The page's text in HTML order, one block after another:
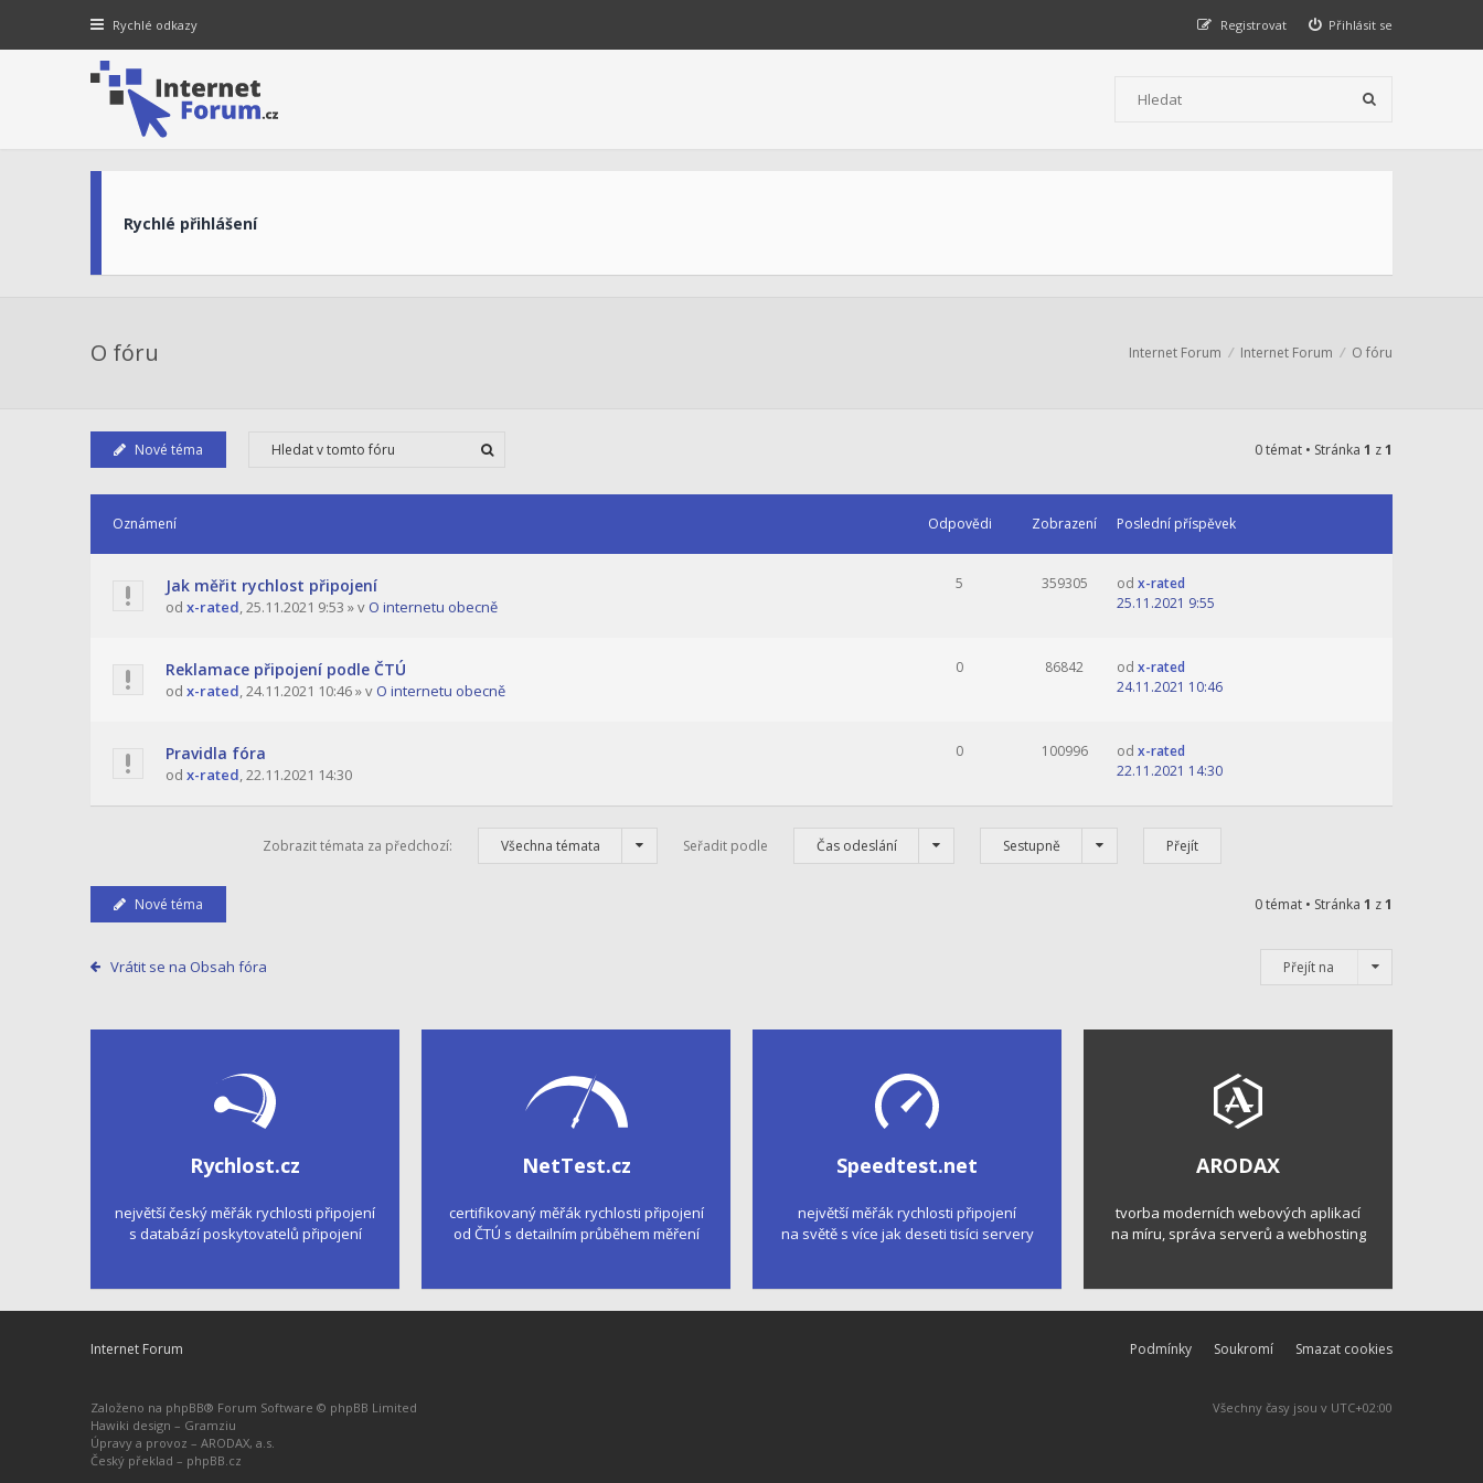
Rychlé odkazy Přihlásit se
Registrovat
Rychlé přihlášení
O fóru Internet Forum Internet Forum O fóru
Nové téma 0 témat • Stránka 1 z1
Oznámení Odpovědi Zobrazení Poslední příspěvek
Jak měřit rychlost připojení
od x-rated,25.11.2021 9:53 » v O internetu obecně
5 359305 od x-rated
25.11.2021 9:55
Reklamace připojení podle ČTÚ
od x-rated,24.11.2021 10:46» v O internetu obecně
0 86842 od x-rated
24.11.2021 10:46
Pravidla fóra
od x-rated,22.11.2021 14:30
0 100996 od x-rated
22.11.2021 14:30
Zobrazit témata za předchozí: Všechna témata Seřadit podle Čas odeslání Sestupně
Nové téma 0 témat • Stránka 1 z1
Vrátit se na Obsah fóra Přejít na
Rychlost.cz
největší český měřák rychlosti připojení
s databází poskytovatelů připojení
NetTest.cz
certifikovaný měřák rychlosti připojení
od ČTÚ s detailním průběhem měření
Speedtest.net
největší měřák rychlosti připojení
na světě s více jak deseti tisíci servery
ARODAX
tvorba moderních webových aplikací
na míru, správa serverů a webhosting
Internet Forum Smazat cookies
Soukromí
Podmínky
Založeno na phpBB® Forum Software © phpBB Limited
Hawiki design – Gramziu
Úpravy a provoz – ARODAX, a.s.
Český překlad – phpBB.cz
Všechny časy jsou v UTC+02:00